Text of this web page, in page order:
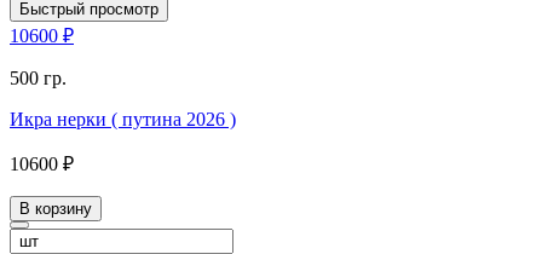
Быстрый просмотр
10600 ₽
500 гр.
Икра нерки ( путина 2026 )
10600 ₽
В корзину